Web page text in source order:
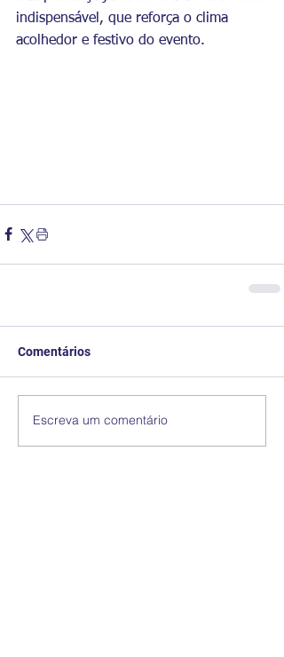
indispensável, que reforça o clima
acolhedor e festivo do evento.
Comentários
Escreva um comentário